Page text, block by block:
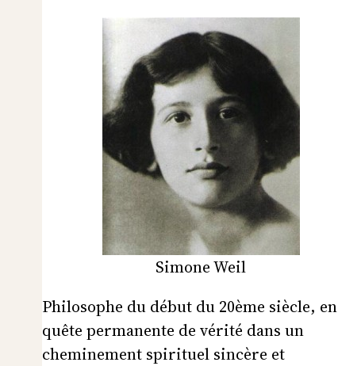
Simone Weil
Philosophe du début du 20ème siècle, en
quête permanente de vérité dans un
cheminement spirituel sincère et